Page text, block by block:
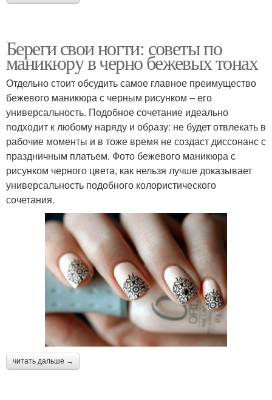
Береги свои ногти: советы по
маникюру в черно бежевых тонах
Отдельно стоит обсудить самое главное преимущество
бежевого маникюра с черным рисунком – его
универсальность. Подобное сочетание идеально
подходит к любому наряду и образу: не будет отвлекать в
рабочие моменты и в тоже время не создаст диссонанс с
праздничным платьем. Фото бежевого маникюра с
рисунком черного цвета, как нельзя лучше доказывает
универсальность подобного колористического
сочетания.
читать дальше →